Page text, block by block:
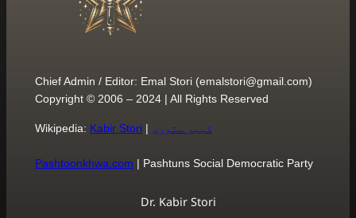
Chief Admin / Editor: Emal Stori (emalstori@gmail.com)
Copyright © 2006 – 2024 | All Rights Reserved
Wikipedia: Kabir Stori| کبیر ستوری
Pashtoonkhwa.com | Pashtuns Social Democratic Party
Dr. Kabir Stori